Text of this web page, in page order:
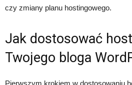
czy zmiany planu hostingowego.
Jak dostosować
Twojego bloga